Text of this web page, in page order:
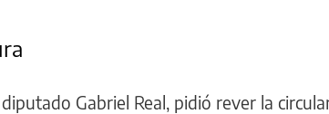
Gabriel Real, pidió rever la